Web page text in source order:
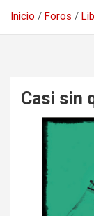
Inicio Foros
Casi sin